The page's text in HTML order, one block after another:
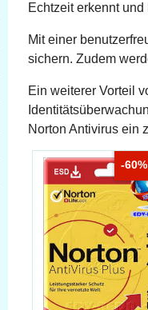
Echtzeit erkennt und
Mit einer
sichern. Zudem
Ein weiterer Vorteil
Norton Antivirus ein
-60%